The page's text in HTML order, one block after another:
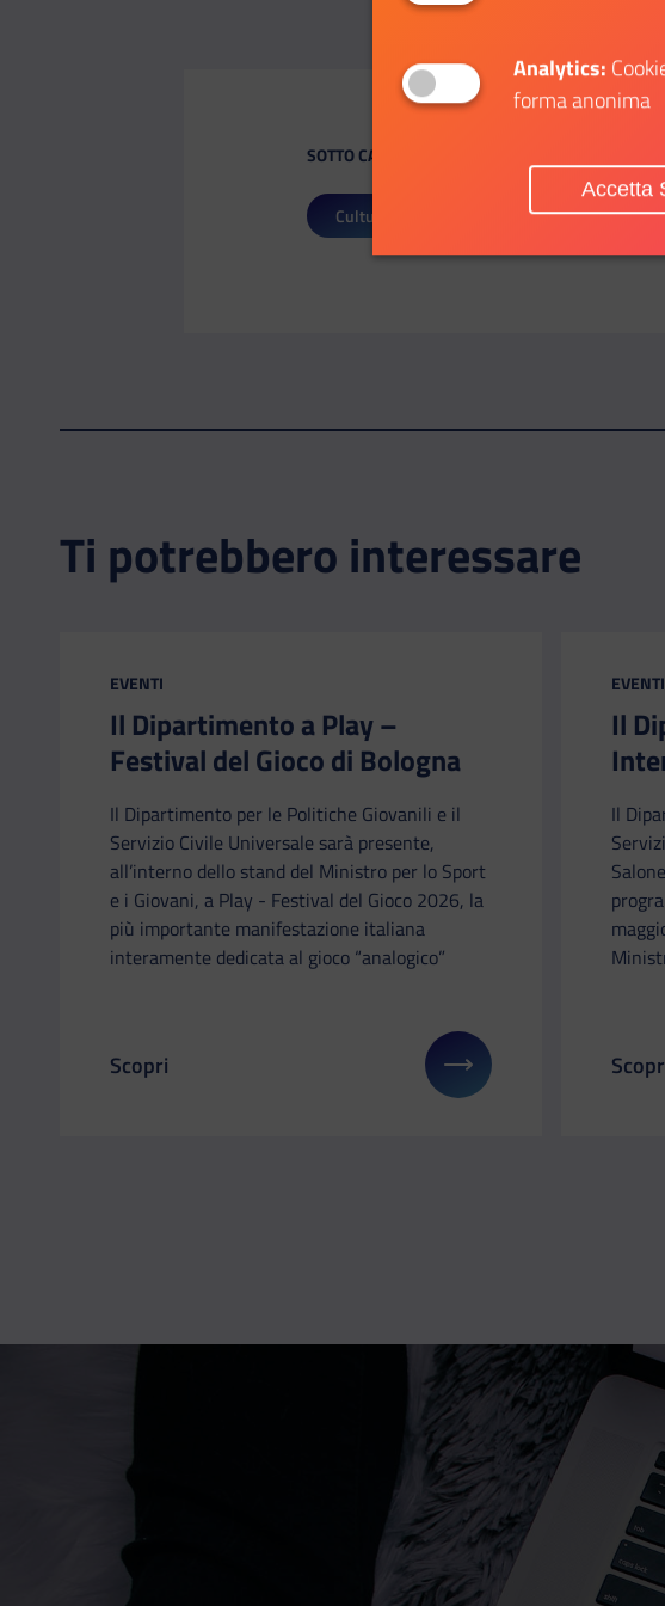
SOTTO CATEGORIE:
Cultura Eventi dal vivo
Ti potrebbero interessare
CATEGORIA:
EVENTI
Il Dipartimento a Play –
Festival del Gioco di Bologna
Il Dipartimento per le Politiche Giovanili e il
Servizio Civile Universale sarà presente,
all’interno dello stand del Ministro per lo Sport
e i Giovani, a Play - Festival del Gioco 2026, la
più importante manifestazione italiana
interamente dedicata al gioco “analogico”
Il link ti porterà ad avere maggiori dettagli su: Il Dipartimento
Scopri
EVENTI
Il
Il
Il
Analytics:
forma anonima
Accetta